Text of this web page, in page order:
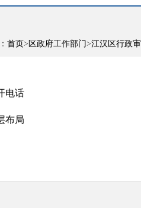
首页> 区政府工作部门>江汉区行政
电话
布局